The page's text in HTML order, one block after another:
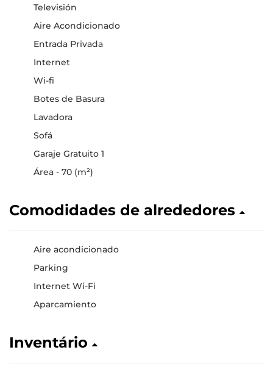
Televisión
Aire Acondicionado
Entrada Privada
Internet
Wi-fi
Botes de Basura
Lavadora
Sofá
Garaje Gratuito 1
Área - 70 (m²)
Comodidades de alrededores
Aire acondicionado
Parking
Internet Wi-Fi
Aparcamiento
Inventário